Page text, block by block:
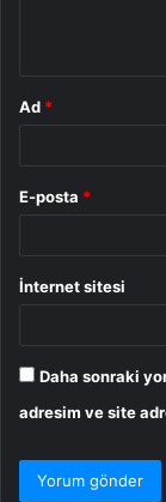
Ad *
E-posta *
İnternet sitesi
Daha sonraki
adresim ve site